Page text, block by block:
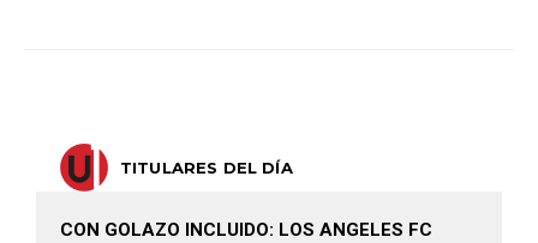
TITULARES DEL DÍA
CON GOLAZO INCLUIDO: LOS ANGELES FC